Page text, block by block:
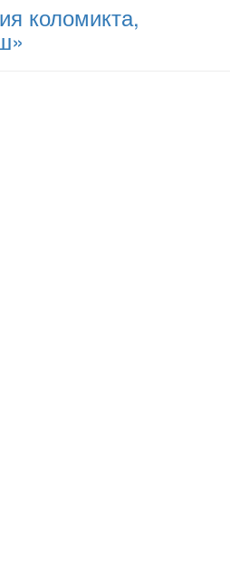
коломикта,